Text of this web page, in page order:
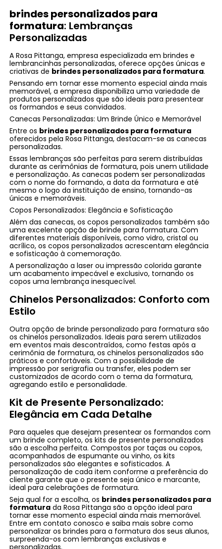
brindes personalizados para
formatura: Lembranças
Personalizadas
A Rosa Pittanga, empresa especializada em brindes e
lembrancinhas personalizadas, oferece opções únicas e
criativas de brindes personalizados para formatura.
Pensando em tornar esse momento especial ainda mais
memorável, a empresa disponibiliza uma variedade de
produtos personalizados que são ideais para presentear
os formandos e seus convidados.
Canecas Personalizadas: Um Brinde Único e Memorável
Entre os brindes personalizados para formatura
oferecidos pela Rosa Pittanga, destacam-se as canecas
personalizadas.
Essas lembranças são perfeitas para serem distribuídas
durante as cerimônias de formatura, pois unem utilidade
e personalização. As canecas podem ser personalizadas
com o nome do formando, a data da formatura e até
mesmo o logo da instituição de ensino, tornando-as
únicas e memoráveis.
Copos Personalizados: Elegância e Sofisticação
Além das canecas, os copos personalizados também são
uma excelente opção de brinde para formatura. Com
diferentes materiais disponíveis, como vidro, cristal ou
acrílico, os copos personalizados acrescentam elegância
e sofisticação à comemoração.
A personalização a laser ou impressão colorida garante
um acabamento impecável e exclusivo, tornando os
copos uma lembrança inesquecível.
Chinelos Personalizados: Conforto com
Estilo
Outra opção de brinde personalizado para formatura são
os chinelos personalizados. Ideais para serem utilizados
em eventos mais descontraídos, como festas após a
cerimônia de formatura, os chinelos personalizados são
práticos e confortáveis. Com a possibilidade de
impressão por serigrafia ou transfer, eles podem ser
customizados de acordo com o tema da formatura,
agregando estilo e personalidade.
Kit de Presente Personalizado:
Elegância em Cada Detalhe
Para aqueles que desejam presentear os formandos com
um brinde completo, os kits de presente personalizados
são a escolha perfeita. Compostos por taças ou copos,
acompanhados de espumante ou vinho, os kits
personalizados são elegantes e sofisticados. A
personalização de cada item conforme a preferência do
cliente garante que o presente seja único e marcante,
ideal para celebrações de formatura.
Seja qual for a escolha, os brindes personalizados para
formatura da Rosa Pittanga são a opção ideal para
tornar esse momento especial ainda mais memorável.
Entre em contato conosco e saiba mais sobre como
personalizar os brindes para a formatura dos seus alunos,
surpreenda-os com lembranças exclusivas e
personalizadas.